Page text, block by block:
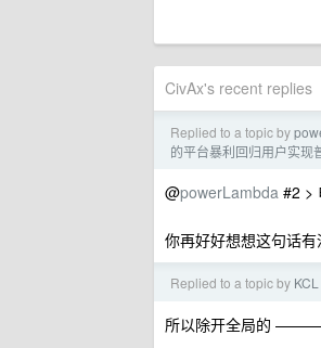
CivAx's recent replies
Replied to a topic by
的平台暴利回归用户实现
@powerLambda #2 >
你再好好想想这句话有
Replied to a topic by KCL
所以除开全局的